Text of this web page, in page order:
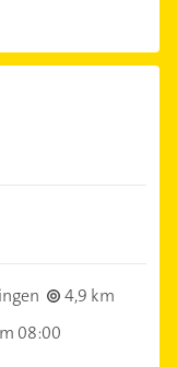
4,9 km
08:00